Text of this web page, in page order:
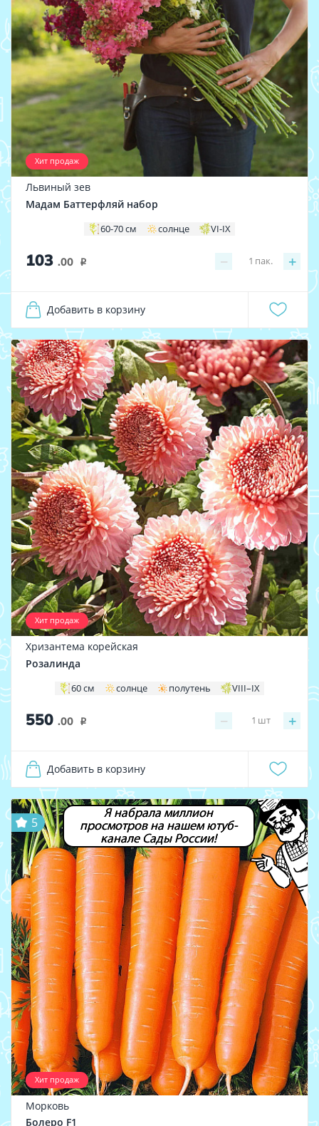
Хит продаж
Львиный зев
Мадам Баттерфляй набор
60-70 см солнце VI-IX
103 .00 i − +
1 пак.
Добавить в корзину
Хит продаж
Хризантема корейская
Розалинда
60 см солнце полутень VIII–IX
550 .00 i − +
1 шт
Добавить в корзину
Я набрала миллион
просмотров на нашем ютуб-
канале Сады России!
Хит продаж
5
Морковь
Болеро F1